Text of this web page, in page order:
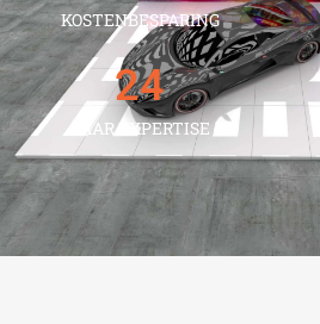
KOSTENBESPARING
JAAR EXPERTISE
24